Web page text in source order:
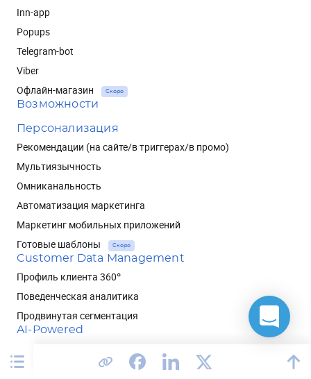
Inn-app
Popups
Telegram-bot
Viber
Офлайн-магазин
Скоро
Возможности
Персонализация
Рекомендации (на сайте/в триггерах/в промо)
Мультиязычность
Омниканальность
Автоматизация маркетинга
Маркетинг мобильных приложений
Готовые шаблоны
Скоро
Customer Data Management
Профиль клиента 360°
Поведенческая аналитика
Продвинутая сегментация
AI-Powered
Предиктивная сегментация